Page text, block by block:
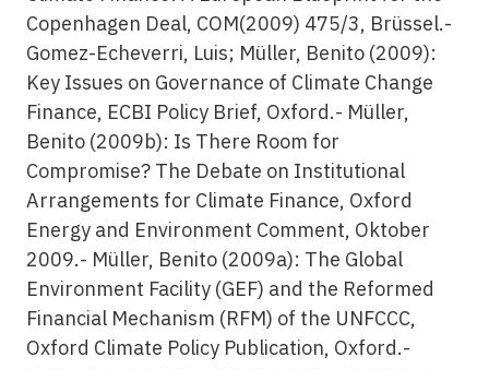
Copenhagen Deal, COM(2009) 475/3, Brüssel.-
Gomez-Echeverri, Luis; Müller, Benito (2009):
Key Issues on Governance of Climate Change
Finance, ECBI Policy Brief, Oxford.- Müller,
Benito (2009b): Is There Room for
Compromise? The Debate on Institutional
Arrangements for Climate Finance, Oxford
Energy and Environment Comment, Oktober
2009.- Müller, Benito (2009a): The Global
Environment Facility (GEF) and the Reformed
Financial Mechanism (RFM) of the UNFCCC,
Oxford Climate Policy Publication, Oxford.-